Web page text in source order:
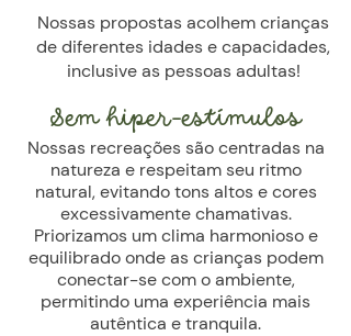
Nossas propostas acolhem crianças
de diferentes idades e capacidades,
inclusive as pessoas adultas!
Sem hiper-estímulos
Nossas recreações são centradas na
natureza e respeitam seu ritmo
natural, evitando tons altos e cores
excessivamente chamativas.
Priorizamos um clima harmonioso e
equilibrado onde as crianças podem
conectar-se com o ambiente,
permitindo uma experiência mais
autêntica e tranquila.